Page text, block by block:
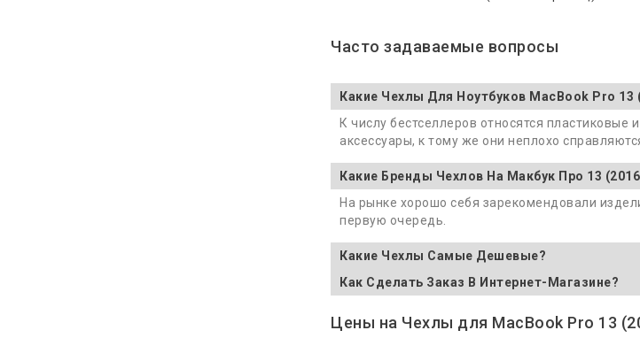
Часто задаваемые вопросы
Какие Чехлы Для Ноутбуков MacBook Pro
К числу бестселлеров относятся
аксессуары, к тому же они неплохо
Какие Бренды Чехлов На Макбук Про 13
На рынке хорошо себя зарекомендовали
первую очередь.
Какие Чехлы Самые Дешевые?
Как Сделать Заказ В Интернет-Магазине?
Цены на Чехлы для MacBook Pro 13